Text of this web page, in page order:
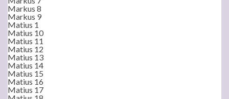
Markus 8
Markus 9
Matius 1
Matius 10
Matius 11
Matius 12
Matius 13
Matius 14
Matius 15
Matius 16
Matius 17